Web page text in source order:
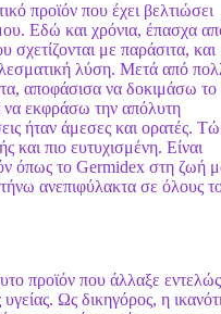
προϊόν που έχει βελτιώσει
Εδώ και χρόνια, έπασχα
σχετίζονται με παράσιτα, και
λύση. Μετά από
αποφάσισα να δοκιμάσω το
εκφράσω την απόλυτη
ήταν άμεσες και ορατές.
και πιο ευτυχισμένη. Είναι
όπως το Germidex στη ζωή
ανεπιφύλακτα σε όλους
προϊόν που άλλαξε
Ως δικηγόρος, η